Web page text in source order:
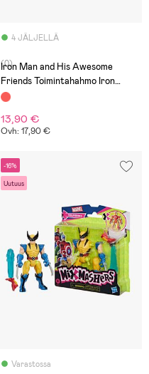
4 JÄLJELLÄ
(0)
Iron Man and His Awesome
Friends Toimintahahmo Iron
Man Racer 8 cm
13,90 €
Ovh: 17,90 €
-16%
Uutuus
Varastossa